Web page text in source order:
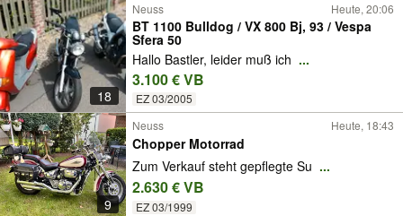
18
Neuss Heute, 20:06
BT 1100 Bulldog / VX 800 Bj, 93 / Vespa
Sfera 50
Hallo Bastler, leider muß ich ...
3.100 € VB
EZ 03/2005
9
Neuss Heute, 18:43
Chopper Motorrad
Zum Verkauf steht gepflegte Su ...
2.630 € VB
EZ 03/1999